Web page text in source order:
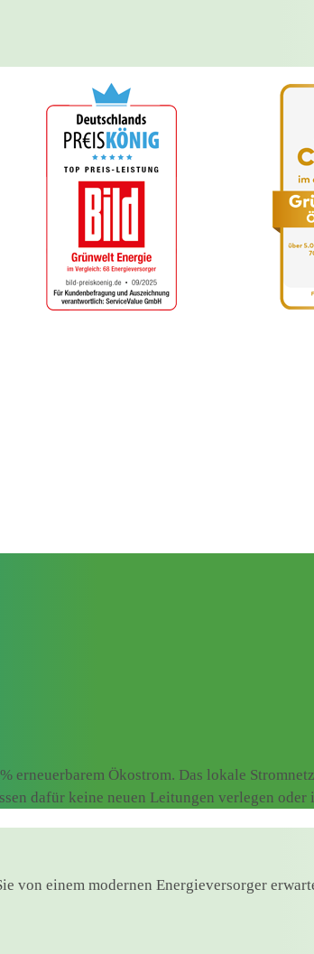
Ökostrom. Das lokale
dafür keine neuen Leitungen verlegen oder
von einem modernen Energieversorger